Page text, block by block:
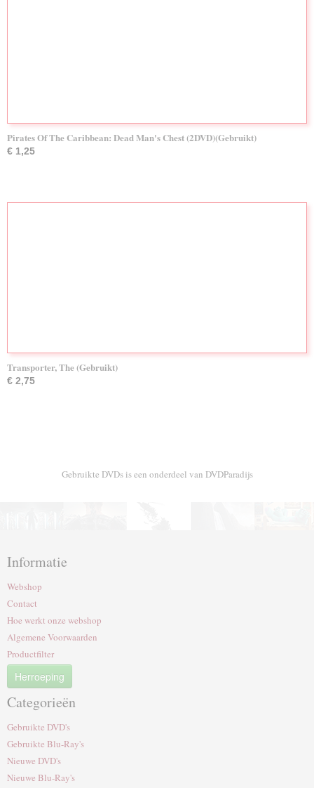
Pirates Of The Caribbean: Dead Man's Chest (2DVD)(Gebruikt)
€ 1,25
Transporter, The (Gebruikt)
€ 2,75
Gebruikte DVDs is een onderdeel van DVDParadijs
Informatie
Webshop
Contact
Hoe werkt onze webshop
Algemene Voorwaarden
Productfilter
Herroeping
Categorieën
Gebruikte DVD's
Gebruikte Blu-Ray's
Nieuwe DVD's
Nieuwe Blu-Ray's